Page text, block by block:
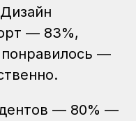
— 83%,
—
— 80% —